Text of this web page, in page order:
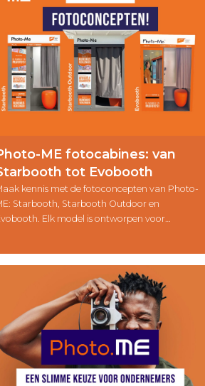
ME fotocabines: van
tot Evobooth
kennis met de fotoconcepten van Photo-
Starbooth, Starbooth Outdoor en
Elk model is ontworpen voor
Ontdek welk fotoconcept het best